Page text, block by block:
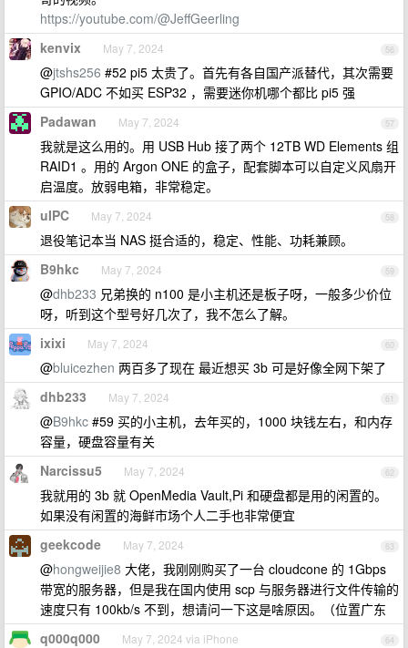
https://youtube.com/@JeffGeerling
56
kenvix May 7, 2024
@jtshs256 #52 pi5 太贵了。首先有各自国产派替代，其次需要
GPIO/ADC 不如买 ESP32 ，需要迷你机哪个都比 pi5 强
57
Padawan May 7, 2024
我就是这么用的。用 USB Hub 接了两个 12TB WD Elements 组
RAID1 。用的 Argon ONE 的盒子，配套脚本可以自定义风扇开
启温度。放弱电箱，非常稳定。
58
uIPC May 7, 2024
退役笔记本当 NAS 挺合适的，稳定、性能、功耗兼顾。
59
B9hkc May 7, 2024
@dhb233 兄弟换的 n100 是小主机还是板子呀，一般多少价位
呀，听到这个型号好几次了，我不怎么了解。
60
ixixi May 7, 2024
@bluicezhen 两百多了现在 最近想买 3b 可是好像全网下架了
61
dhb233 May 7, 2024
@B9hkc #59 买的小主机，去年买的，1000 块钱左右，和内存
容量，硬盘容量有关
62
Narcissu5 May 7, 2024
我就用的 3b 就 OpenMedia Vault,Pi 和硬盘都是用的闲置的。
如果没有闲置的海鲜市场个人二手也非常便宜
63
geekcode May 7, 2024
@hongweijie8 大佬，我刚刚购买了一台 cloudcone 的 1Gbps
带宽的服务器，但是我在国内使用 scp 与服务器进行文件传输的
速度只有 100kb/s 不到，想请问一下这是啥原因。（位置广东
64
q000q000 May 7, 2024 via iPhone